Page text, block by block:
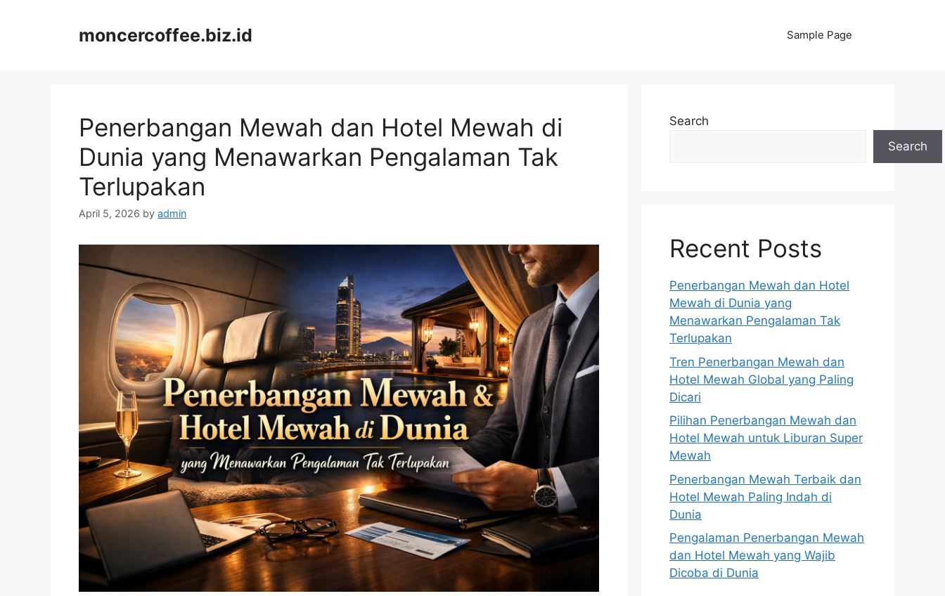
moncercoffee.biz.id Sample Page
Penerbangan Mewah dan Hotel Mewah di
Dunia yang Menawarkan Pengalaman Tak
Terlupakan
April 5, 2026 by admin
Search
Search
Recent Posts
Penerbangan Mewah dan Hotel
Mewah di Dunia yang
Menawarkan Pengalaman Tak
Terlupakan
Tren Penerbangan Mewah dan
Hotel Mewah Global yang Paling
Dicari
Pilihan Penerbangan Mewah dan
Hotel Mewah untuk Liburan Super
Mewah
Penerbangan Mewah Terbaik dan
Hotel Mewah Paling Indah di
Dunia
Pengalaman Penerbangan Mewah
dan Hotel Mewah yang Wajib
Dicoba di Dunia